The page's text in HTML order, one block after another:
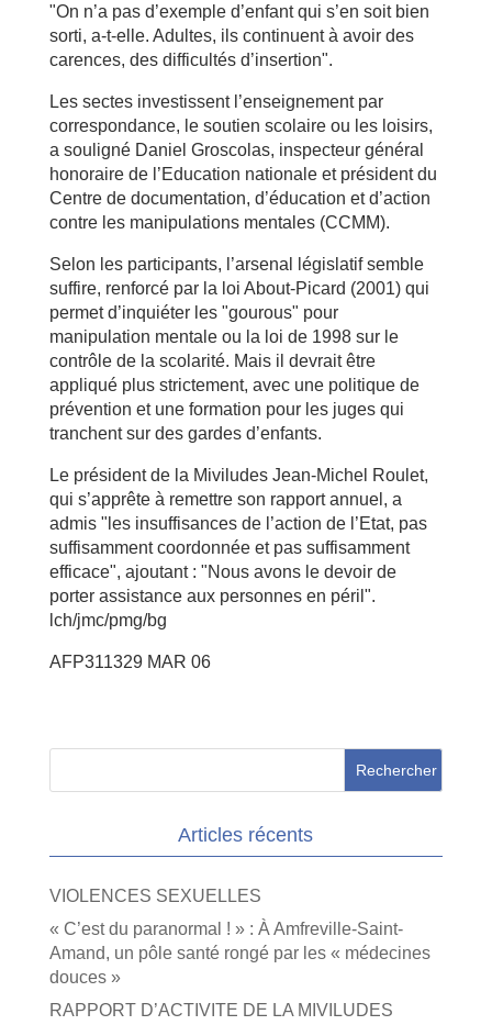
"On n’a pas d’exemple d’enfant qui s’en soit bien
sorti, a-t-elle. Adultes, ils continuent à avoir des
carences, des difficultés d’insertion".
Les sectes investissent l’enseignement par
correspondance, le soutien scolaire ou les loisirs,
a souligné Daniel Groscolas, inspecteur général
honoraire de l’Education nationale et président du
Centre de documentation, d’éducation et d’action
contre les manipulations mentales (CCMM).
Selon les participants, l’arsenal législatif semble
suffire, renforcé par la loi About-Picard (2001) qui
permet d’inquiéter les "gourous" pour
manipulation mentale ou la loi de 1998 sur le
contrôle de la scolarité. Mais il devrait être
appliqué plus strictement, avec une politique de
prévention et une formation pour les juges qui
tranchent sur des gardes d’enfants.
Le président de la Miviludes Jean-Michel Roulet,
qui s’apprête à remettre son rapport annuel, a
admis "les insuffisances de l’action de l’Etat, pas
suffisamment coordonnée et pas suffisamment
efficace", ajoutant : "Nous avons le devoir de
porter assistance aux personnes en péril".
lch/jmc/pmg/bg
AFP311329 MAR 06
Articles récents
VIOLENCES SEXUELLES
« C’est du paranormal ! » : À Amfreville-Saint-
Amand, un pôle santé rongé par les « médecines
douces »
RAPPORT D’ACTIVITE DE LA MIVILUDES